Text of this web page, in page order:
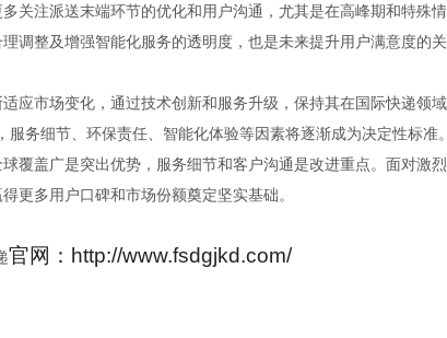
关注派送末端环节的优化和用户沟通，尤其是在高峰期和特殊
调整及增强智能化服务的透明度，也是未来提升用户满意度的关
应市场变化，通过技术创新和服务升级，保持其在国际快递领
务细节、环保责任、智能化体验等因素将逐渐成为决定性标准。
覆盖广是突出优势，服务细节和客户沟通是改进重点。面对激
更多用户口碑和市场份额奠定坚实基础。
官网：http://www.fsdgjkd.com/